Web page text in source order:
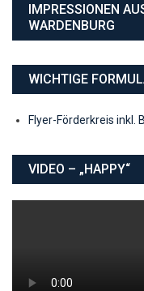
IMPRESSIONEN
WARDENBURG
WICHTIGE
Flyer-Förderkreis inkl.
VIDEO – „HAPPY“